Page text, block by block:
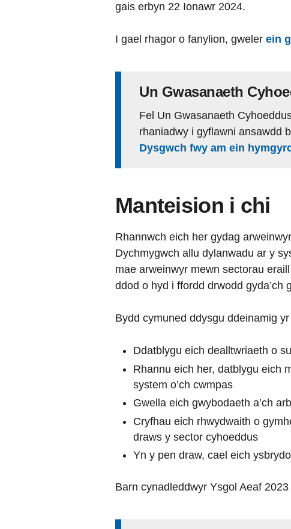
gais erbyn 22 Ionawr 2024.
I gael rhagor o fanylion, gweler ein
Un Gwasanaeth
Fel Un Gwasanaeth
rhaniadwy i gyflawni ansawdd
Dysgwch fwy am ein
Manteision i chi
Rhannwch eich her gydag
Dychmygwch allu dylanwadu ar y
mae arweinwyr mewn sectorau
ddod o hyd i ffordd drwodd gyda’ch
Bydd cymuned ddysgu ddeinamig
Ddatblygu eich dealltwriaeth o
Rhannu eich her, datblygu eich
system o’ch cwmpas
Gwella eich gwybodaeth a’ch
Cryfhau eich rhwydwaith o
draws y sector cyhoeddus
Yn y pen draw, cael eich
Barn cynadleddwyr Ysgol Aeaf 2023